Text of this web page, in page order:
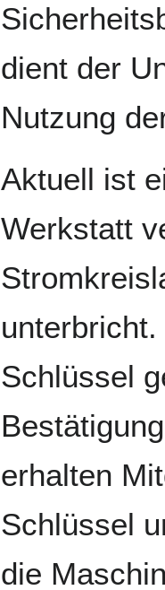
dient der
Nutzung
Aktuell ist
Werkstatt
Schlüssel
erhalten
Schlüssel
die